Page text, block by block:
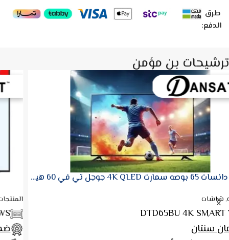
طرق
الدفع:
ترشيحات بن مؤمن
شاشة دانسات 75 بوصة ( Web-OS ) ـ QLED
المنتجات, شاشات
DTQ75UWS
ضمان سنتان